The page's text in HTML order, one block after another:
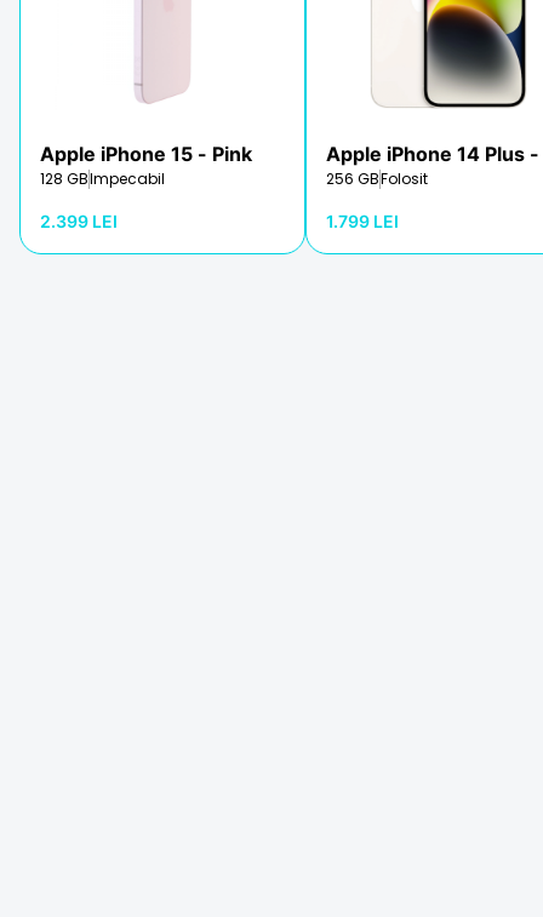
Apple iPhone 15 - Pink
128 GBImpecabil
2.399 LEI
Apple iPhone 14 Plus -
256 GBFolosit
1.799 LEI